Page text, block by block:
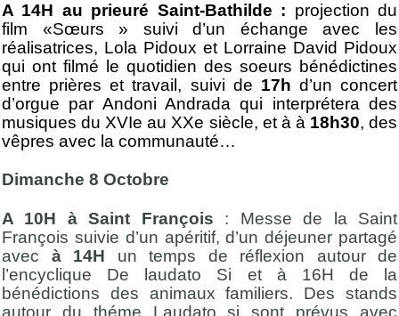
A 14H au prieuré Saint-Bathilde : projection du
film «Sœurs » suivi d’un échange avec les
réalisatrices, Lola Pidoux et Lorraine David Pidoux
qui ont filmé le quotidien des soeurs bénédictines
entre prières et travail, suivi de 17h d’un concert
d’orgue par Andoni Andrada qui interprétera des
musiques du XVIe au XXe siècle, et à à 18h30, des
vêpres avec la communauté…
Dimanche 8 Octobre
A 10H à Saint François : Messe de la Saint
François suivie d’un apéritif, d’un déjeuner partagé
avec à 14H un temps de réflexion autour de
l’encyclique De laudato Si et à 16H de la
bénédictions des animaux familiers. Des stands
autour du théme Laudato si sont prévus avec